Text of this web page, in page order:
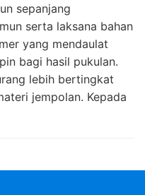
sepanjang
serta laksana bahan
yang mendaulat
bagi hasil pukulan.
lebih bertingkat
jempolan. Kepada